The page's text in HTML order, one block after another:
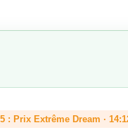
: Prix Extrême Dream ·